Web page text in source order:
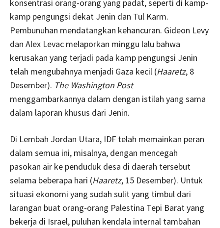
konsentrasi orang-orang yang padat, seperti di kamp-
kamp pengungsi dekat Jenin dan Tul Karm.
Pembunuhan mendatangkan kehancuran. Gideon Levy
dan Alex Levac melaporkan minggu lalu bahwa
kerusakan yang terjadi pada kamp pengungsi Jenin
telah mengubahnya menjadi Gaza kecil (Haaretz, 8
Desember). The Washington Post
menggambarkannya dalam dengan istilah yang sama
dalam laporan khusus dari Jenin.
Di Lembah Jordan Utara, IDF telah memainkan peran
dalam semua ini, misalnya, dengan mencegah
pasokan air ke penduduk desa di daerah tersebut
selama beberapa hari (Haaretz, 15 Desember). Untuk
situasi ekonomi yang sudah sulit yang timbul dari
larangan buat orang-orang Palestina Tepi Barat yang
bekerja di Israel, puluhan kendala internal tambahan